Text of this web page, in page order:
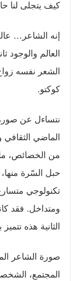
كيف يتجلى لنا
إنه الشاعر…
العالم والوجود
الشعر نفسه
كوكتو.
نتساءل عن
الماضي الثقافي
من الخصائص،
حبل السّرة
تكنولوجي
ومتداخل. فقد
الثانية هذه
صورة الشاعر
المجتمع،